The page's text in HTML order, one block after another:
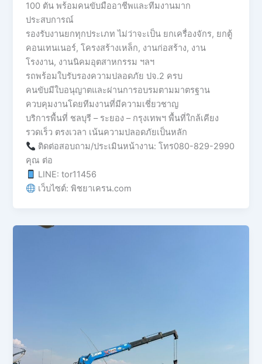
100 ตัน พร้อมคนขับมืออาชีพและทีมงานมาก
ประสบการณ์
รองรับงานยกทุกประเภท ไม่ว่าจะเป็น ยกเครื่องจักร, ยกตู้
คอนเทนเนอร์, โครงสร้างเหล็ก, งานก่อสร้าง, งาน
โรงงาน, งานนิคมอุตสาหกรรม ฯลฯ
รถพร้อมใบรับรองความปลอดภัย ปจ.2 ครบ
คนขับมีใบอนุญาตและผ่านการอบรมตามมาตรฐาน
ควบคุมงานโดยทีมงานที่มีความเชี่ยวชาญ
บริการพื้นที่ ชลบุรี – ระยอง – กรุงเทพฯ พื้นที่ใกล้เคียง
รวดเร็ว ตรงเวลา เน้นความปลอดภัยเป็นหลัก
ติดต่อสอบถาม/ประเมินหน้างาน: โทร080-829-2990
คุณ ต่อ
LINE: tor11456
เว็บไซต์: พิชยาเครน.com